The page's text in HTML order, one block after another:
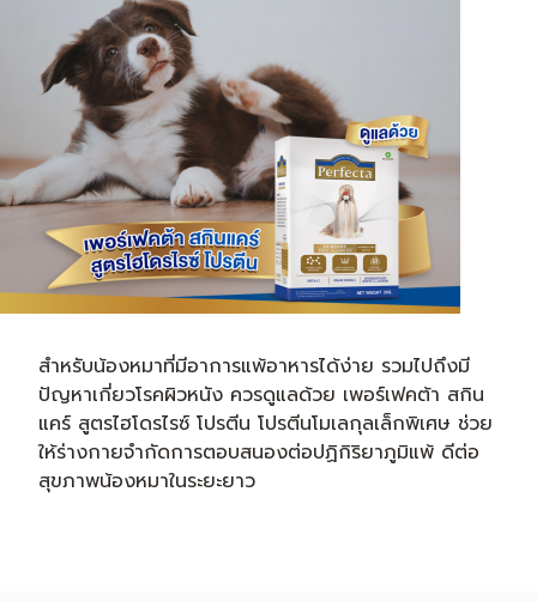
สำหรับน้องหมาที่มีอาการแพ้อาหารได้ง่าย รวมไปถึงมี
ปัญหาเกี่ยวโรคผิวหนัง ควรดูแลด้วย เพอร์เฟคต้า สกิน
แคร์ สูตรไฮโดรไรซ์ โปรตีน โปรตีนโมเลกุลเล็กพิเศษ ช่วย
ให้ร่างกายจำกัดการตอบสนองต่อปฏิกิริยาภูมิแพ้ ดีต่อ
สุขภาพน้องหมาในระยะยาว